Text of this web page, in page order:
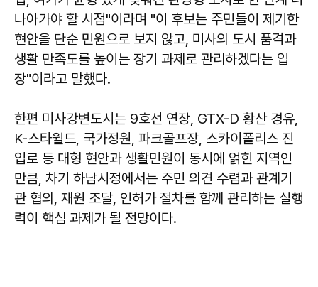
나아가야 할 시점"이라며 "이 후보는 주민들이 제기한
현안을 단순 민원으로 보지 않고, 미사의 도시 품격과
생활 만족도를 높이는 장기 과제로 관리하겠다는 입
장"이라고 말했다.
한편 미사강변도시는 9호선 연장, GTX-D 황산 경유,
K-스타월드, 국가정원, 파크골프장, 스카이폴리스 진
입로 등 대형 현안과 생활민원이 동시에 얽힌 지역인
만큼, 차기 하남시정에서는 주민 의견 수렴과 관계기
관 협의, 재원 조달, 인허가 절차를 함께 관리하는 실행
력이 핵심 과제가 될 전망이다.